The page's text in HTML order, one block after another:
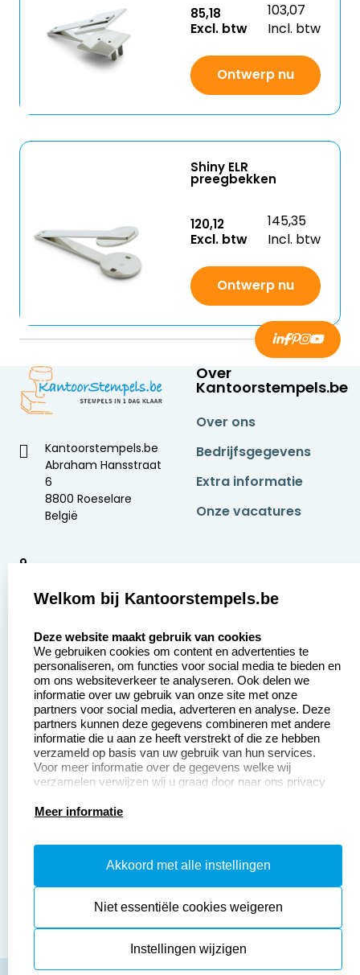
85,18
Excl. btw
103,07
Incl. btw
Ontwerp nu
Shiny ELR
preegbekken
120,12
Excl. btw
145,35
Incl. btw
Ontwerp nu
Kantoorstempels.be
Abraham Hansstraat
6
8800 Roeselare
België
9
Over
Kantoorstempels.be
Over ons
Bedrijfsgegevens
Extra informatie
Onze vacatures
Aanvraag op maat
Betaling &
Verzending
Wederverkoper
worden
Contact opnemen
Veel gestelde vragen
Retourneren
Herroepingsrecht
Productinformatie:
Instructiepagina
Safety Sheets
Sitemap
Welkom bij Kantoorstempels.be
Deze website maakt gebruik van cookies
We gebruiken cookies om content en advertenties te
personaliseren, om functies voor social media te bieden en
om ons websiteverkeer te analyseren. Ook delen we
informatie over uw gebruik van onze site met onze
partners voor social media, adverteren en analyse. Deze
partners kunnen deze gegevens combineren met andere
informatie die u aan ze heeft verstrekt of die ze hebben
verzameld op basis van uw gebruik van hun services.
Voor meer informatie over de gegevens welke wij
verzamelen verwijzen wij u graag door naar ons privacy
Meer informatie
Akkoord met alle instellingen
Niet essentiële cookies weigeren
Instellingen wijzigen